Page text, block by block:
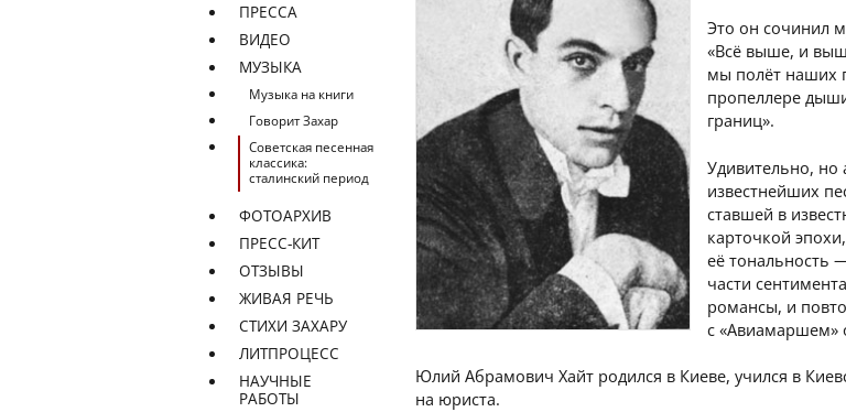
ПРЕССА
ВИДЕО
МУЗЫКА
Музыка на книги
Говорит Захар
Советская песенная
классика:
сталинский период
ФОТОАРХИВ
ПРЕСС-КИТ
ОТЗЫВЫ
ЖИВАЯ РЕЧЬ
СТИХИ ЗАХАРУ
ЛИТПРОЦЕСС
НАУЧНЫЕ
РАБОТЫ
Это он сочинил
«Всё выше, и
мы полёт наших
пропеллере
границ».
Удивительно, но
известнейших
ставшей в
карточкой
её тональность
части
романсы, и
с «Авиамаршем»
Юлий Абрамович Хайт родился в Киеве, учился в
на юриста.